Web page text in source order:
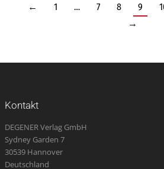
← 1 … 7 8 9
→
Kontakt
DEGENER Verlag GmbH
Sydney Garden 7
30539 Hannover
Deutschland